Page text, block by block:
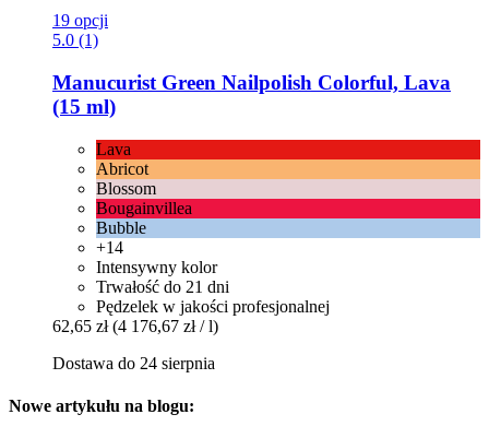
19 opcji
5.0 (1)
Manucurist Green Nailpolish Colorful, Lava
(15 ml)
Lava
Abricot
Blossom
Bougainvillea
Bubble
+14
Intensywny kolor
Trwałość do 21 dni
Pędzelek w jakości profesjonalnej
62,65 zł (4 176,67 zł / l)
Dostawa do 24 sierpnia
Nowe artykułu na blogu: